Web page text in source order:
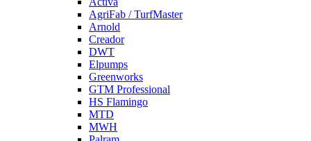
AgriFab / TurfMaster
Arnold
Creador
DWT
Elpumps
Greenworks
GTM Professional
HS Flamingo
MTD
MWH